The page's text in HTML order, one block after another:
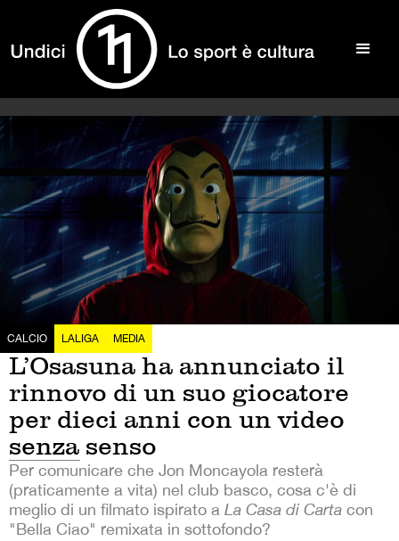
CALCIO LALIGA MEDIA
L’Osasuna ha annunciato il
rinnovo di un suo giocatore
per dieci anni con un video
senza senso
Per comunicare che Jon Moncayola resterà
(praticamente a vita) nel club basco, cosa c'è di
meglio di un filmato ispirato a La Casa di Carta con
"Bella Ciao" remixata in sottofondo?